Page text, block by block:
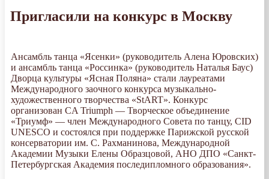
Пригласили на конкурс в Москву
Ансамбль танца «Ясенки» (руководитель Алена Юровских)
и ансамбль танца «Россинка» (руководитель Наталья Баус)
Дворца культуры «Ясная Поляна» стали лауреатами
Международного заочного конкурса музыкально-
художественного творчества «StART». Конкурс
организован CA Triumph — Творческое объединение
«Триумф» — член Международного Совета по танцу, CID
UNESCO и состоялся при поддержке Парижской русской
консерватории им. С. Рахманинова, Международной
Академии Музыки Елены Образцовой, АНО ДПО «Санкт-
Петербургская Академия последипломного образования».